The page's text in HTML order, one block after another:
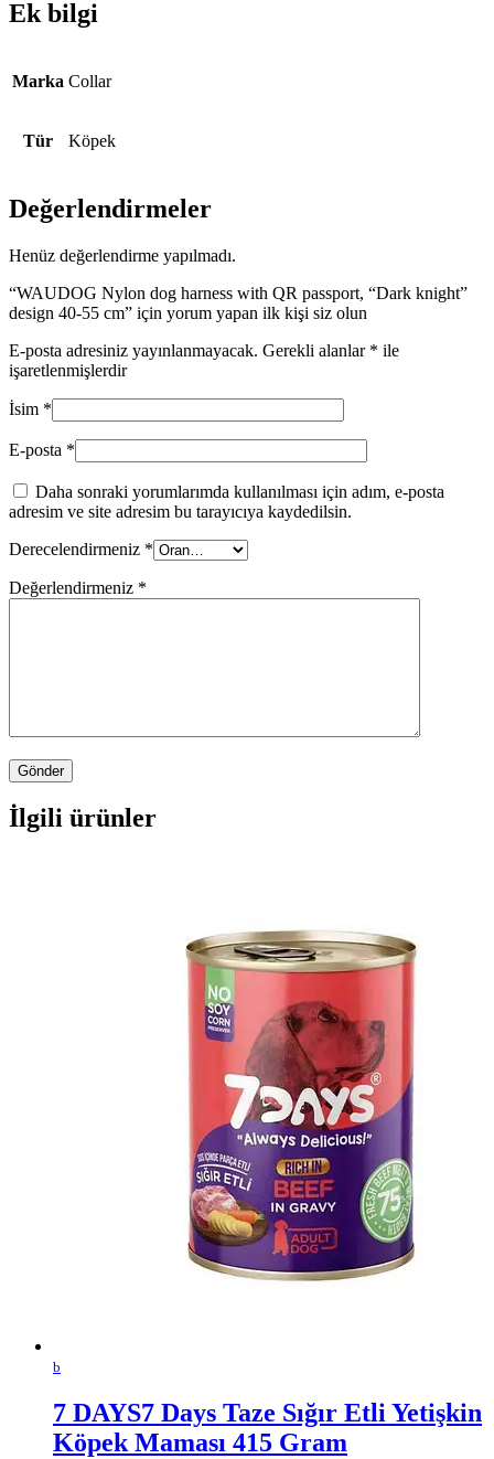
Ek bilgi
Marka Collar
Tür Köpek
Değerlendirmeler
Henüz değerlendirme yapılmadı.
“WAUDOG Nylon dog harness with QR passport, “Dark knight”
design 40-55 cm” için yorum yapan ilk kişi siz olun
E-posta adresiniz yayınlanmayacak. Gerekli alanlar * ile
işaretlenmişlerdir
İsim *
E-posta *
Daha sonraki yorumlarımda kullanılması için adım, e-posta
adresim ve site adresim bu tarayıcıya kaydedilsin.
Derecelendirmeniz *
Değerlendirmeniz *
İlgili ürünler
b
7 DAYS7 Days Taze Sığır Etli Yetişkin
Köpek Maması 415 Gram